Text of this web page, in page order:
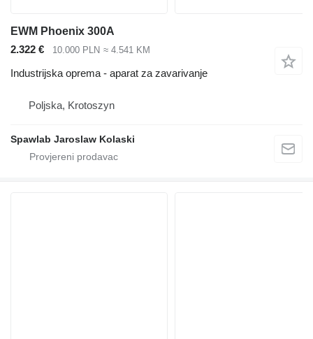
EWM Phoenix 300A
2.322 €
10.000 PLN ≈ 4.541 KM
Industrijska oprema - aparat za zavarivanje
Poljska, Krotoszyn
Spawlab Jaroslaw Kolaski